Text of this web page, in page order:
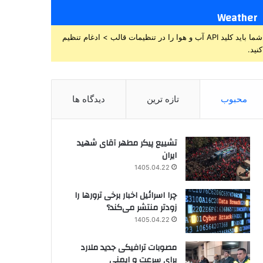
Weather
شما باید کلید API آب و هوا را در تنظیمات قالب > ادغام تنظیم
کنید.
محبوب تازه ترین دیدگاه ها
تشییع پیکر مطهر آقای شهید
ایران
1405.04.22
چرا اسرائیل اخبار برخی ترورها را
زودتر منتشر می‌کند؟
1405.04.22
مصوبات ترافیکی جدید ملارد